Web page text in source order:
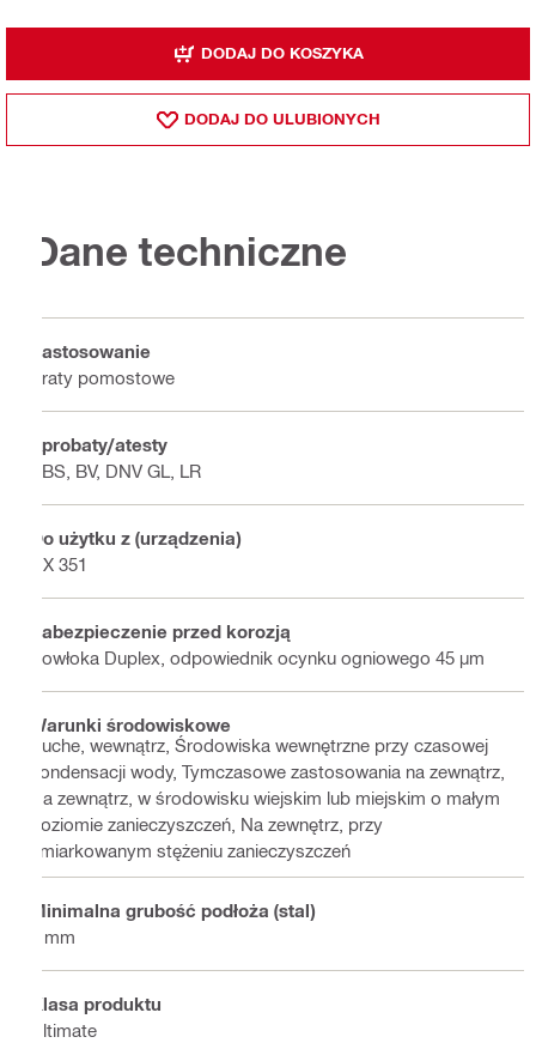
DODAJ DO KOSZYKA
DODAJ DO ULUBIONYCH
Dane techniczne
Zastosowanie
Kraty pomostowe
Aprobaty/atesty
ABS, BV, DNV GL, LR
Do użytku z (urządzenia)
DX 351
Zabezpieczenie przed korozją
Powłoka Duplex, odpowiednik ocynku ogniowego 45 µm
Warunki środowiskowe
Suche, wewnątrz, Środowiska wewnętrzne przy czasowej
kondensacji wody, Tymczasowe zastosowania na zewnątrz,
Na zewnątrz, w środowisku wiejskim lub miejskim o małym
poziomie zanieczyszczeń, Na zewnętrz, przy
umiarkowanym stężeniu zanieczyszczeń
Minimalna grubość podłoża (stal)
6 mm
Klasa produktu
Ultimate